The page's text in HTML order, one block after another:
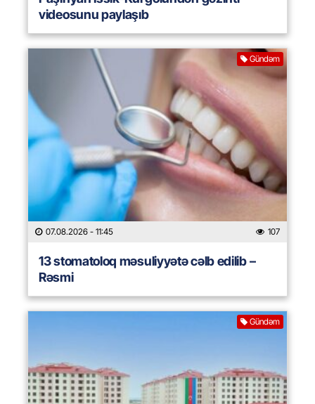
videosunu paylaşıb
Gündəm
07.08.2026 - 11:45 107
13 stomatoloq məsuliyyətə cəlb edilib –
Rəsmi
Gündəm